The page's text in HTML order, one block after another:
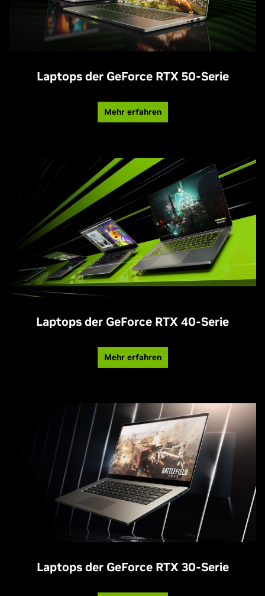
Laptops der GeForce RTX 50-Serie
Mehr erfahren
Laptops der GeForce RTX 40-Serie
Mehr erfahren
Laptops der GeForce RTX 30-Serie